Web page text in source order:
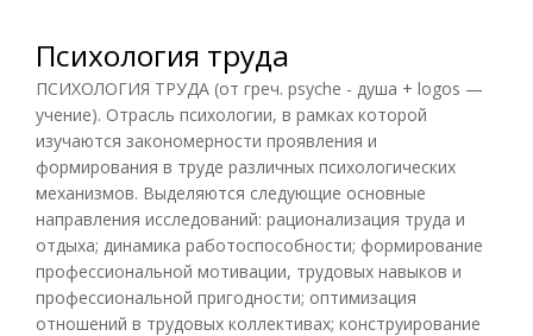
Психология труда
ПСИХОЛОГИЯ ТРУДА (от греч. psyche - душа + logos —
учение). Отрасль психологии, в рамках которой
изучаются закономерности проявления и
формирования в труде различных психологических
механизмов. Выделяются следующие основные
направления исследований: рационализация труда и
отдыха; динамика работоспособности; формирование
профессиональной мотивации, трудовых навыков и
профессиональной пригодности; оптимизация
отношений в трудовых коллективах; конструирование